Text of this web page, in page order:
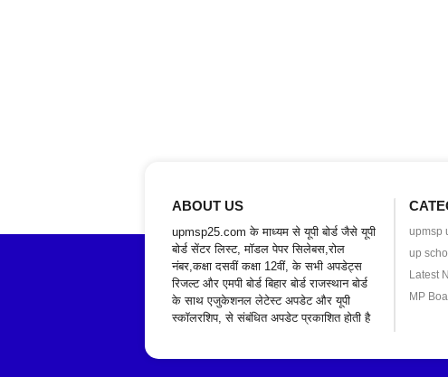
ABOUT US
upmsp25.com के माध्यम से यूपी बोर्ड जैसे यूपी
बोर्ड सेंटर लिस्ट, मॉडल पेपर सिलेबस,रोल
नंबर,कक्षा दसवीं कक्षा 12वीं, के सभी अपडेट्स
रिजल्ट और एमपी बोर्ड बिहार बोर्ड राजस्थान बोर्ड
के साथ एजुकेशनल लेटेस्ट अपडेट और यूपी
स्कॉलरशिप, से संबंधित अपडेट प्रकाशित होती है
upmsp
up
Latest
MP